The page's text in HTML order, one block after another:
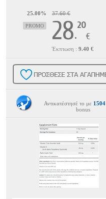
25.00%
PROMO
37.60 €
28.
20
€
Έκπτωση : 9.40 €
Αντικατέστησέ το με 1504
bonus